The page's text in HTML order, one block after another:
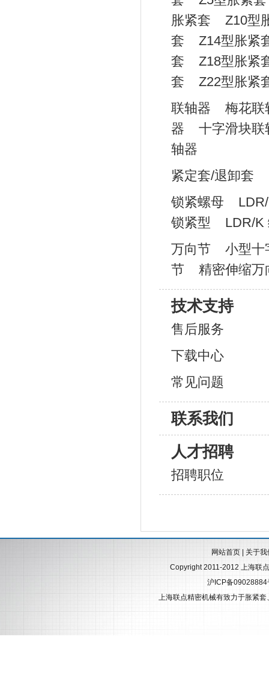
胀紧套
Z10型
套
Z14型胀紧
套
Z18型胀紧
套
Z22型胀紧
联轴器
梅花联
器
十字滑块联
轴器
紧定套/退卸套
锁紧螺母
锁紧型
LDR/K
万向节
小型十
节
精密伸缩万
技术支持
售后服务
下载中心
常见问题
联系我们
人才招聘
招聘职位
网站首页
关于我
Copyright 2011-2012 上海联
沪ICP备09028884
上海联点精密机械有致力于胀紧套